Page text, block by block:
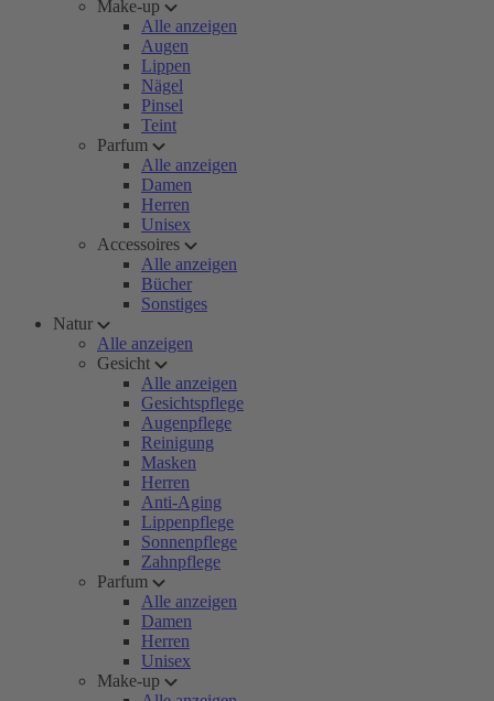
Make-up
Alle anzeigen
Augen
Lippen
Nägel
Pinsel
Teint
Parfum
Alle anzeigen
Damen
Herren
Unisex
Accessoires
Alle anzeigen
Bücher
Sonstiges
Natur
Alle anzeigen
Gesicht
Alle anzeigen
Gesichtspflege
Augenpflege
Reinigung
Masken
Herren
Anti-Aging
Lippenpflege
Sonnenpflege
Zahnpflege
Parfum
Alle anzeigen
Damen
Herren
Unisex
Make-up